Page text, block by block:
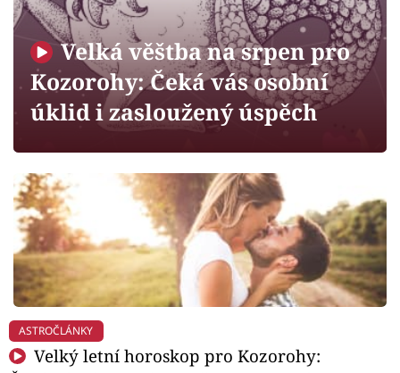
Sledujte prima+
Filmový festival Karlovy Vary
Mámy sobě
Přihlášení
Sledujte nás
Velká věštba na srpen pro
Kozorohy: Čeká vás osobní
úklid i zasloužený úspěch
ASTROČLÁNKY
Velký letní horoskop pro Kozorohy: